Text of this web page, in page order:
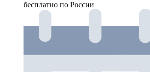
бесплатно по России